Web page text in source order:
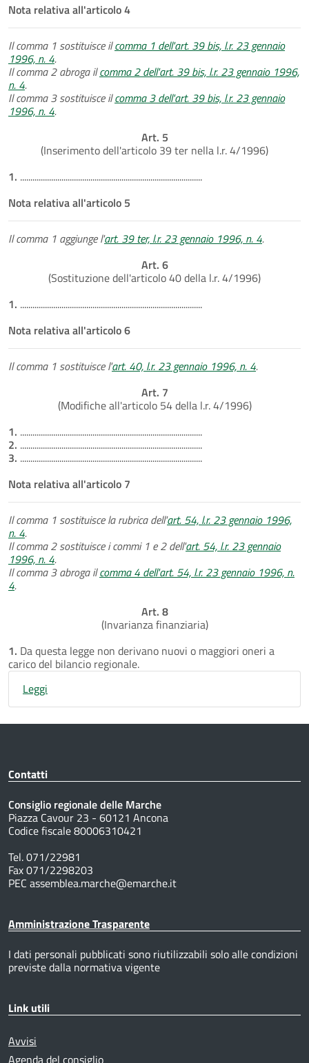
Nota relativa all'articolo 4
Il comma 1 sostituisce ilcomma 1 dell'art. 39 bis, l.r. 23 gennaio
1996, n. 4.
Il comma 2 abroga ilcomma 2 dell'art. 39 bis, l.r. 23 gennaio 1996,
n. 4.
Il comma 3 sostituisce ilcomma 3 dell'art. 39 bis, l.r. 23 gennaio
1996, n. 4.
Art. 5
(Inserimento dell'articolo 39 ter nella l.r. 4/1996)
1. ........................................................................................
Nota relativa all'articolo 5
Il comma 1 aggiunge l'art. 39 ter, l.r. 23 gennaio 1996, n. 4.
Art. 6
(Sostituzione dell'articolo 40 della l.r. 4/1996)
1. ........................................................................................
Nota relativa all'articolo 6
Il comma 1 sostituisce l'art. 40, l.r. 23 gennaio 1996, n. 4.
Art. 7
(Modifiche all'articolo 54 della l.r. 4/1996)
1. ........................................................................................
2. ........................................................................................
3. ........................................................................................
Nota relativa all'articolo 7
Il comma 1 sostituisce la rubrica dell'art. 54, l.r. 23 gennaio 1996,
n. 4.
Il comma 2 sostituisce i commi 1 e 2 dell'art. 54, l.r. 23 gennaio
1996, n. 4.
Il comma 3 abroga ilcomma 4 dell'art. 54, l.r. 23 gennaio 1996, n.
4.
Art. 8
(Invarianza finanziaria)
1. Da questa legge non derivano nuovi o maggiori oneri a
carico del bilancio regionale.
Leggi
Contatti
Consiglio regionale delle Marche
Piazza Cavour 23 - 60121 Ancona
Codice fiscale 80006310421
Tel. 071/22981
Fax 071/2298203
PEC assemblea.marche@emarche.it
Amministrazione Trasparente
I dati personali pubblicati sono riutilizzabili solo alle condizioni
previste dalla normativa vigente
Link utili
Avvisi
Agenda del consiglio